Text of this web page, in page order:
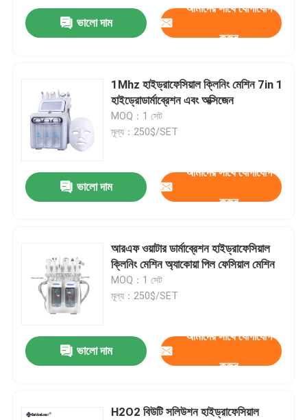
ভালো দাম
আমাদের সাথে যোগাযোগ
করুন
1Mhz হাইড্রাফেসিয়াল ক্লিনিং মেশিন 7in 1
হাইড্রোডার্মাব্রেশন এবং অক্সিজেন
MOQ：1 সেট
মূল্য：250$/SET
ভালো দাম
আমাদের সাথে যোগাযোগ
করুন
আরএফ ওয়াটার ডার্মাব্রেশন হাইড্রাফেসিয়াল
ক্লিনিং মেশিন অ্যাকোয়া পিল ফেসিয়াল মেশিন
MOQ：1 সেট
মূল্য：250$/SET
ভালো দাম
আমাদের সাথে যোগাযোগ
করুন
H2O2 বিউটি সলিউশন হাইড্রাফেসিয়াল